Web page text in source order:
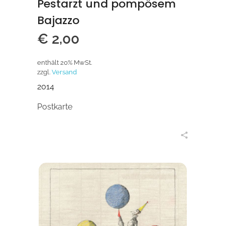
Pestarzt und pompösem
Bajazzo
€ 2,00
enthält 20% MwSt.
zzgl. Versand
2014
Postkarte